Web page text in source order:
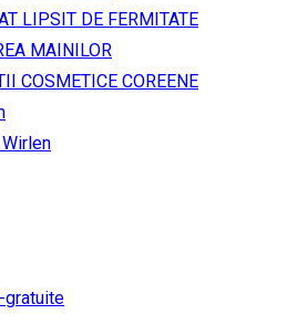
LIPSIT DE FERMITATE
MAINILOR
COSMETICE COREENE
gratuite